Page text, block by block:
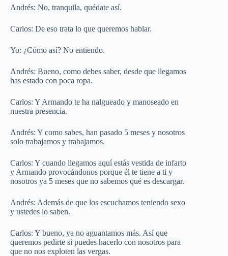
Andrés: No, tranquila, quédate así.
Carlos: De eso trata lo que queremos hablar.
Yo: ¿Cómo así? No entiendo.
Andrés: Bueno, como debes saber, desde que llegamos
has estado con poca ropa.
Carlos: Y Armando te ha nalgueado y manoseado en
nuestra presencia.
Andrés: Y como sabes, han pasado 5 meses y nosotros
solo trabajamos y trabajamos.
Carlos: Y cuando llegamos aquí estás vestida de infarto
y Armando provocándonos porque él te tiene a ti y
nosotros ya 5 meses que no sabemos qué es descargar.
Andrés: Además de que los escuchamos teniendo sexo
y ustedes lo saben.
Carlos: Y bueno, ya no aguantamos más. Así que
queremos pedirte si puedes hacerlo con nosotros para
que no nos exploten las vergas.